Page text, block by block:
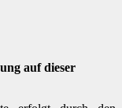
auf dieser